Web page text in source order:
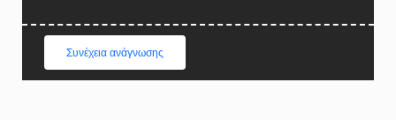
Συνέχεια ανάγνωσης